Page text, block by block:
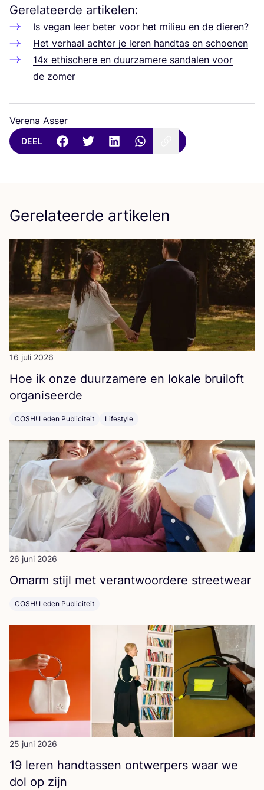
Gerelateerde artikelen:
Is vegan leer beter voor het mili­eu en de dieren?
Het ver­haal ach­ter je leren hand­tas en schoenen
14x ethi­sche­re en duur­za­me­re san­da­len voor
de zomer
Verena Asser
DEEL
Gerelateerde artikelen
16 juli 2026
Hoe ik onze duur­za­me­re en loka­le brui­loft
organiseerde
COSH! Leden Publiciteit Lifestyle
26 juni 2026
Omarm stijl met ver­ant­woor­de­re streetwear
COSH! Leden Publiciteit
25 juni 2026
19 leren hand­tas­sen ont­wer­pers waar we
dol op zijn